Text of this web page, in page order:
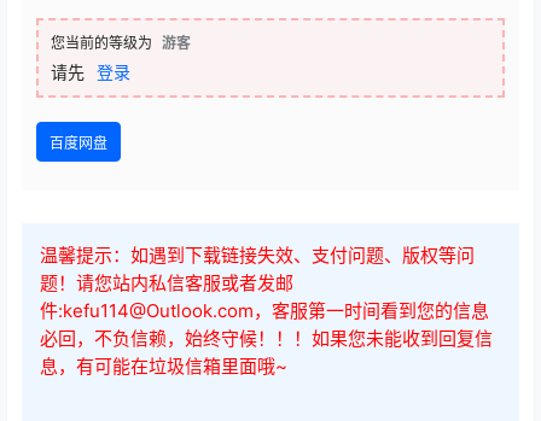
您当前的等级为 游客
请先 登录
百度网盘
温馨提示：如遇到下载链接失效、支付问题、版权等问
题！请您站内私信客服或者发邮
件:kefu114@Outlook.com，客服第一时间看到您的信息
必回，不负信赖，始终守候！！！如果您未能收到回复信
息，有可能在垃圾信箱里面哦~